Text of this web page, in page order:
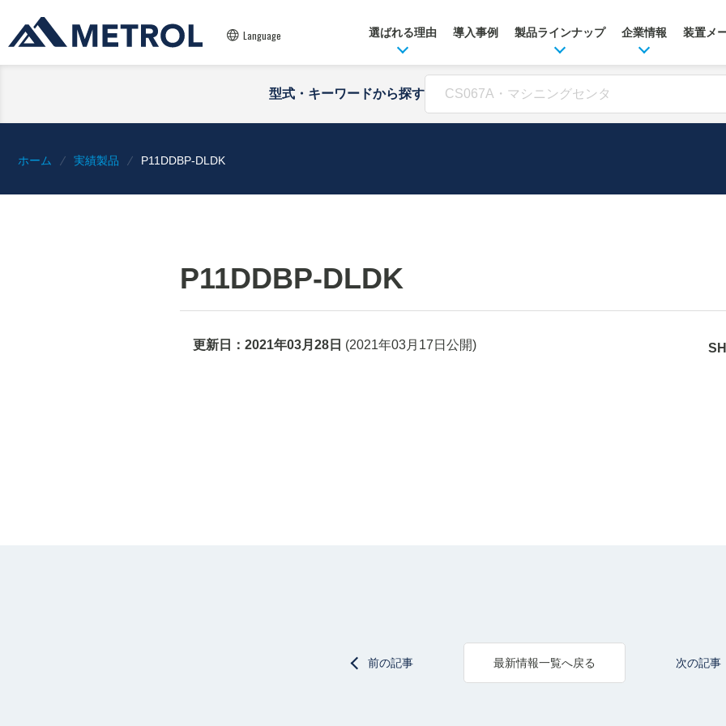
Language 選ばれる理由 導入事例 製品ラインナップ 企業情報 装置メ
型式・キーワードから探す
ホーム 実績製品 P11DDBP-DLDK
P11DDBP-DLDK
更新日： 2021年03月28日 (2021年03月17日 公開)
前の記事 最新情報一覧へ戻る 次の記事